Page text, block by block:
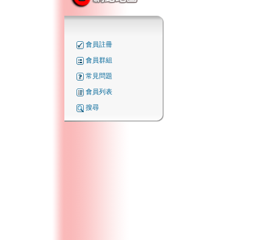
會員註冊
會員群組
常見問題
會員列表
搜尋